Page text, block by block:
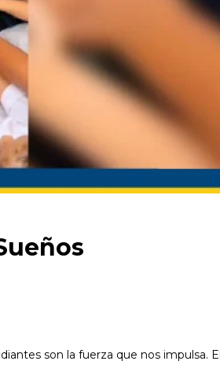
son la fuerza que nos impulsa.